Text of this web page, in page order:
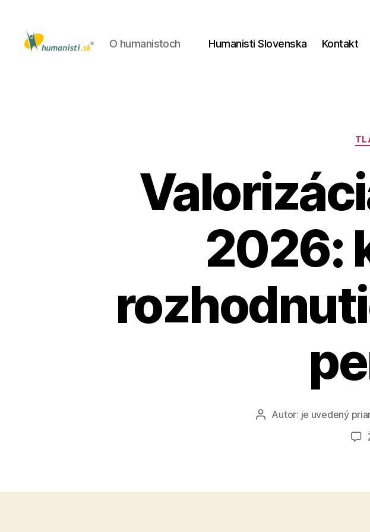
O humanistoch Humanisti Slovenska Kontakt
2026:
AutorAutor: je uvedený